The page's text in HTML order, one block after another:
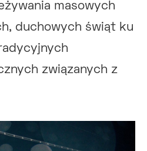
masowych
duchowych świąt ku
związanych z